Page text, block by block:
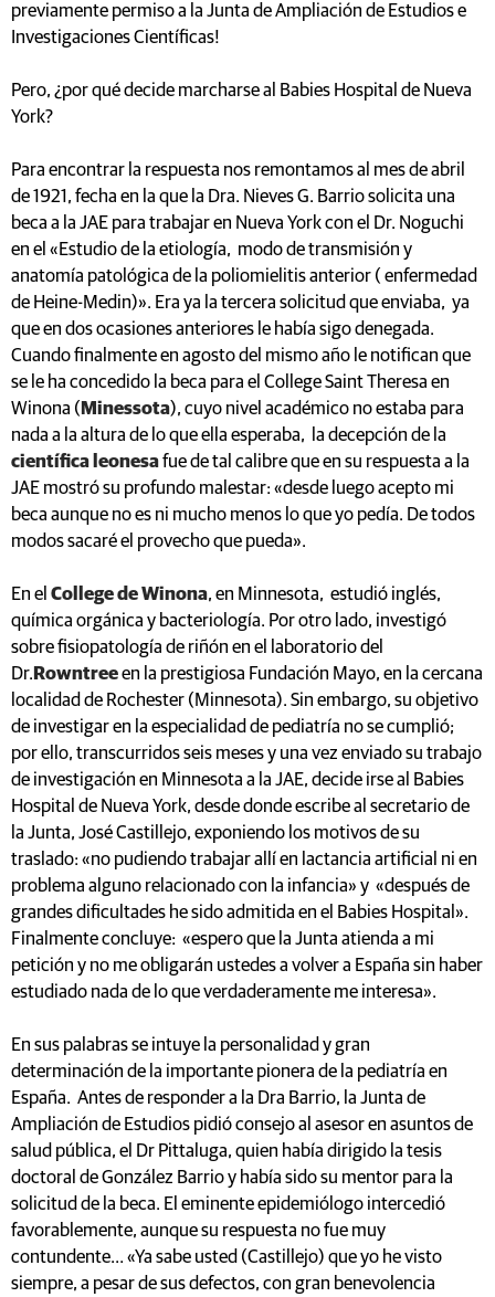
previamente permiso a la Junta de Ampliación de Estudios e
Investigaciones Científicas!
Pero, ¿por qué decide marcharse al Babies Hospital de Nueva
York?
Para encontrar la respuesta nos remontamos al mes de abril
de 1921, fecha en la que la Dra. Nieves G. Barrio solicita una
beca a la JAE para trabajar en Nueva York con el Dr. Noguchi
en el «Estudio de la etiología, modo de transmisión y
anatomía patológica de la poliomielitis anterior ( enfermedad
de Heine-Medin)». Era ya la tercera solicitud que enviaba, ya
que en dos ocasiones anteriores le había sigo denegada.
Cuando finalmente en agosto del mismo año le notifican que
se le ha concedido la beca para el College Saint Theresa en
Winona ( Minessota), cuyo nivel académico no estaba para
nada a la altura de lo que ella esperaba, la decepción de la
científica leonesafue de tal calibre que en su respuesta a la
JAE mostró su profundo malestar: «desde luego acepto mi
beca aunque no es ni mucho menos lo que yo pedía. De todos
modos sacaré el provecho que pueda».
En el College de Winona, en Minnesota, estudió inglés,
química orgánica y bacteriología. Por otro lado, investigó
sobre fisiopatología de riñón en el laboratorio del
Dr. Rowntreeen la prestigiosa Fundación Mayo, en la cercana
localidad de Rochester (Minnesota). Sin embargo, su objetivo
de investigar en la especialidad de pediatría no se cumplió;
por ello, transcurridos seis meses y una vez enviado su trabajo
de investigación en Minnesota a la JAE, decide irse al Babies
Hospital de Nueva York, desde donde escribe al secretario de
la Junta, José Castillejo, exponiendo los motivos de su
traslado: «no pudiendo trabajar allí en lactancia artificial ni en
problema alguno relacionado con la infancia» y «después de
grandes dificultades he sido admitida en el Babies Hospital».
Finalmente concluye: «espero que la Junta atienda a mi
petición y no me obligarán ustedes a volver a España sin haber
estudiado nada de lo que verdaderamente me interesa».
En sus palabras se intuye la personalidad y gran
determinación de la importante pionera de la pediatría en
España. Antes de responder a la Dra Barrio, la Junta de
Ampliación de Estudios pidió consejo al asesor en asuntos de
salud pública, el Dr Pittaluga, quien había dirigido la tesis
doctoral de González Barrio y había sido su mentor para la
solicitud de la beca. El eminente epidemiólogo intercedió
favorablemente, aunque su respuesta no fue muy
contundente… «Ya sabe usted (Castillejo) que yo he visto
siempre, a pesar de sus defectos, con gran benevolencia